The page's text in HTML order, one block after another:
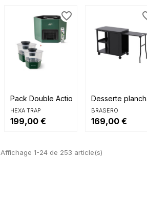
Pack Double Action...
HEXA TRAP
199,00 €
favorite_border
Desserte
BRASERO
169,00 €
Affichage 1-24 de 253 article(s)